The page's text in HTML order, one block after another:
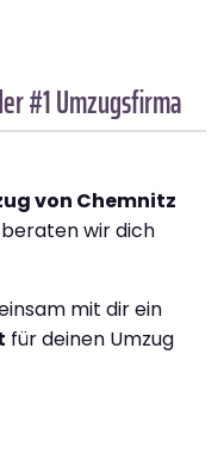
#1 Umzugsfirma
von Chemnitz
beraten wir dich
mit dir ein
für deinen Umzug